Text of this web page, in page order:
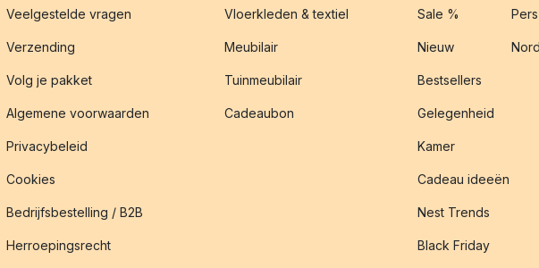
Veelgestelde vragen
Verzending
Volg je pakket
Algemene voorwaarden
Privacybeleid
Cookies
Bedrijfsbestelling / B2B
Herroepingsrecht
Vloerkleden & textiel
Meubilair
Tuinmeubilair
Cadeaubon
Sale %
Nieuw
Bestsellers
Gelegenheid
Kamer
Cadeau ideeën
Nest Trends
Black Friday
Pers